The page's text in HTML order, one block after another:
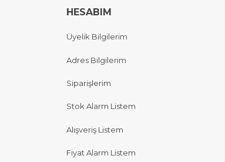
HESABIM
Üyelik Bilgilerim
Adres Bilgilerim
Siparişlerim
Stok Alarm Listem
Alışveriş Listem
Fiyat Alarm Listem